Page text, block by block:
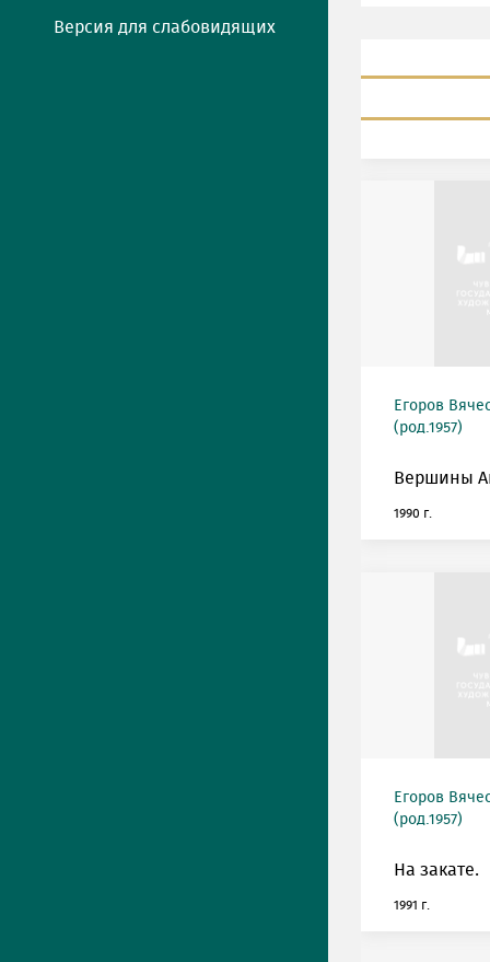
Версия для слабовидящих
Егоров
(род.1957)
Вершины
1990 г.
Егоров
(род.1957)
На закате.
1991 г.